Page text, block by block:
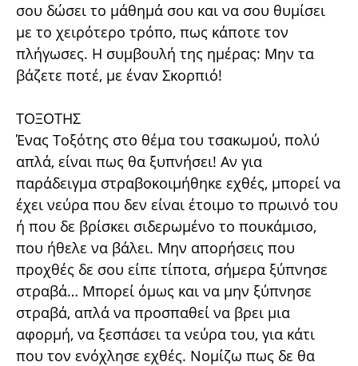
σου δώσει το μάθημά σου και να σου θυμίσει
με το χειρότερο τρόπο, πως κάποτε τον
πλήγωσες. Η συμβουλή της ημέρας: Μην τα
βάζετε ποτέ, με έναν Σκορπιό!
ΤΟΞΟΤΗΣ
Ένας Τοξότης στο θέμα του τσακωμού, πολύ
απλά, είναι πως θα ξυπνήσει! Αν για
παράδειγμα στραβοκοιμήθηκε εχθές, μπορεί να
έχει νεύρα που δεν είναι έτοιμο το πρωινό του
ή που δε βρίσκει σιδερωμένο το πουκάμισο,
που ήθελε να βάλει. Μην απορήσεις που
προχθές δε σου είπε τίποτα, σήμερα ξύπνησε
στραβά… Μπορεί όμως και να μην ξύπνησε
στραβά, απλά να προσπαθεί να βρει μια
αφορμή, να ξεσπάσει τα νεύρα του, για κάτι
που τον ενόχλησε εχθές. Νομίζω πως δε θα